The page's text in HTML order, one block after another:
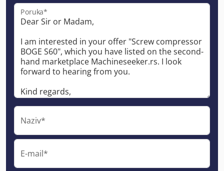
Poruka*
Naziv*
E-mail*